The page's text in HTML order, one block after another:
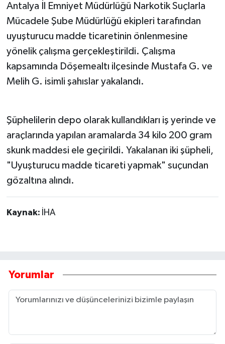
Antalya İl Emniyet Müdürlüğü Narkotik Suçlarla
Mücadele Şube Müdürlüğü ekipleri tarafından
uyuşturucu madde ticaretinin önlenmesine
yönelik çalışma gerçekleştirildi. Çalışma
kapsamında Döşemealtı ilçesinde Mustafa G. ve
Melih G. isimli şahıslar yakalandı.
Şüphelilerin depo olarak kullandıkları iş yerinde ve
araçlarında yapılan aramalarda 34 kilo 200 gram
skunk maddesi ele geçirildi. Yakalanan iki şüpheli,
"Uyuşturucu madde ticareti yapmak" suçundan
gözaltına alındı.
Kaynak: İHA
Yorumlar
İletişim
Künye